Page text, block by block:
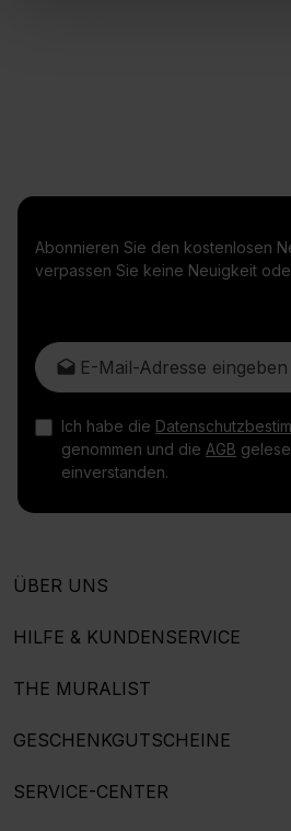
Abonnieren Sie den kostenlosen
verpassen Sie keine Neuigkeit
E-Mail-Adresse*
Ich habe die
genommen und die AGB
einverstanden.
ÜBER UNS
HILFE & KUNDENSERVICE
THE MURALIST
GESCHENKGUTSCHEINE
SERVICE-CENTER